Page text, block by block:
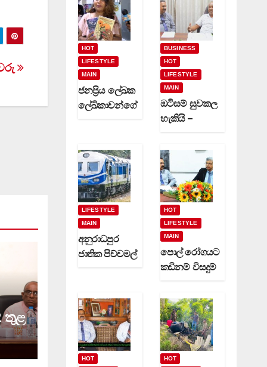
තුළ
HOT
LIFESTYLE
MAIN
ජනප්‍රිය ලේඛක
ලේඛිකාවන්ගේ
රචිත නවක
ග්‍රන්ථ දෙකක්
(video)
BUSINESS
HOT
LIFESTYLE
MAIN
ඔටිසම් සුවකල
හැකියි –
ප්‍රේමකුමාර
වෙදමහතා
(video)
LIFESTYLE
MAIN
අනුරාධපුර
ජාතික පිච්චමල්
ගමන් වාර
කිහිපයක්
ධාවනයට…
HOT
LIFESTYLE
MAIN
පොල් රෝගයට
කඩිනම් විසදුම්
රක්ෂණාවරණ
යක් (video)
HOT
HOT